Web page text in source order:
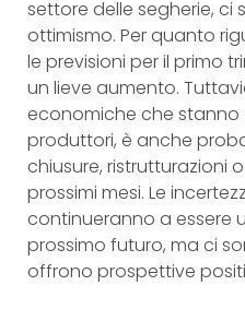
settore delle segherie, ci
ottimismo. Per quanto
le previsioni per il primo
un lieve aumento.
economiche che
produttori, è anche
chiusure, ristrutturazioni
prossimi mesi. Le
continueranno a essere
prossimo futuro, ma ci
offrono prospettive